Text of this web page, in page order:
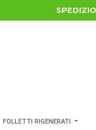
FOLLETTI RIGENERATI